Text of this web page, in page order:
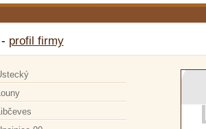
profil firmy